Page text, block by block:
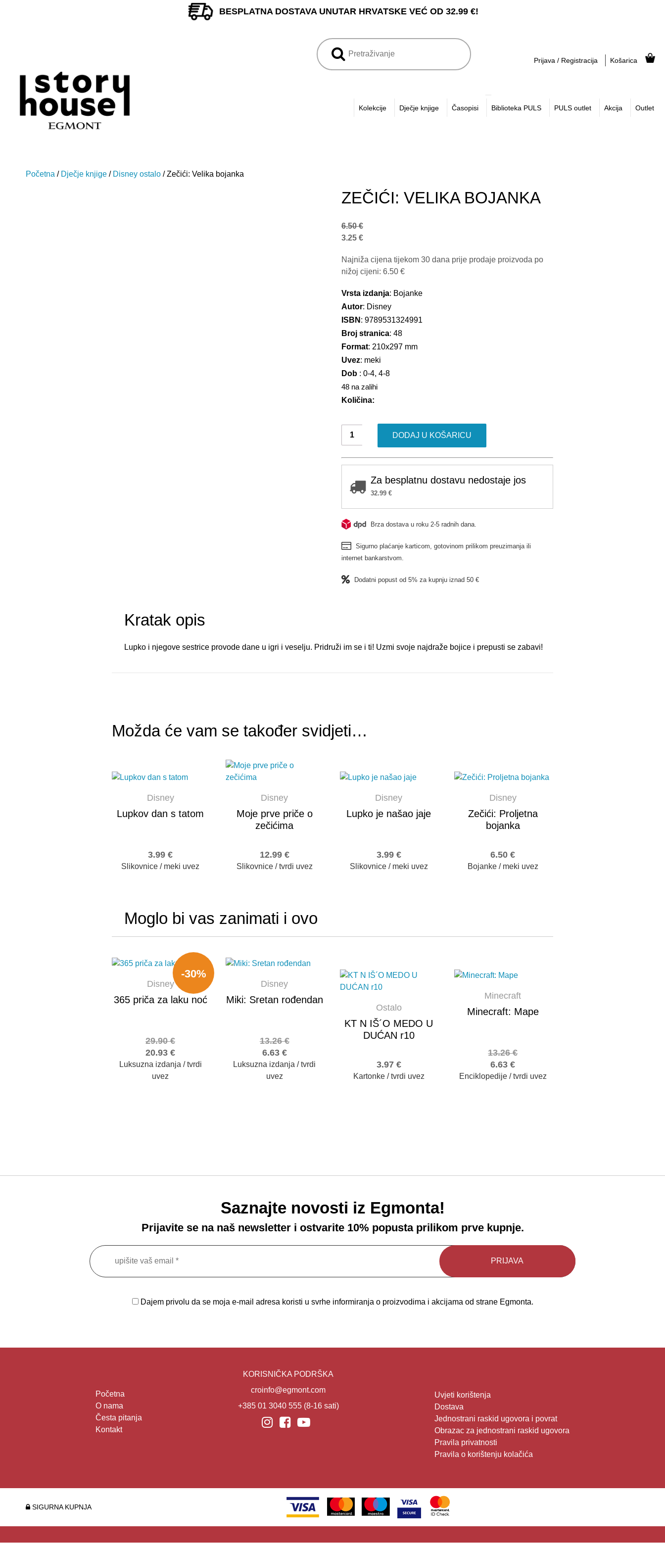
BESPLATNA DOSTAVA UNUTAR HRVATSKE VEĆ OD 32.99 €!
Kolekcije Dječje knjige Časopisi Biblioteka PULS PULS outlet Akcija Outlet
Prijava / Registracija Košarica
Početna / Dječje knjige / Disney ostalo / Zečići: Velika bojanka
ZEČIĆI: VELIKA BOJANKA
3.25 €
6.50€
Najniža cijena tijekom 30 dana prije prodaje proizvoda po
nižoj cijeni: 6.50 €
Vrsta izdanja: Bojanke
Autor: Disney
ISBN : 9789531324991
Broj stranica: 48
Format: 210x297 mm
Uvez: meki
Dob : 0-4, 4-8
48 na zalihi
Količina:
Zečići:
količina
DODAJ U KOŠARICU
Za besplatnu dostavu nedostaje jos
32.99 €
Brza dostava u roku 2-5 radnih dana.
Sigurno plaćanje karticom, gotovinom prilikom preuzimanja ili
internet bankarstvom.
Dodatni popust od 5% za kupnju iznad 50 €
Kratak opis
Lupko i njegove sestrice provode dane u igri i veselju. Pridruži im se i ti! Uzmi svoje najdraže bojice i prepusti se zabavi!
Možda će vam se također svidjeti…
Disney
Lupkov dan s tatom
3.99€
Slikovnice / meki uvez
Disney
Moje prve priče o
zečićima
12.99 €
Slikovnice / tvrdi uvez
Disney
Lupko je našao jaje
3.99 €
Slikovnice / meki uvez
Disney
Zečići: Proljetna
bojanka
6.50€
Bojanke / meki uvez
Moglo bi vas zanimati i ovo
-30%
Disney
365 priča za laku noć
20.93€
29.90€
Luksuzna izdanja / tvrdi
uvez
Disney
Miki: Sretan rođendan
6.63 €
13.26€
Luksuzna izdanja / tvrdi
uvez
Ostalo
KT N IŠ´O MEDO U
DUĆAN r10
3.97 €
Kartonke / tvrdi uvez
Minecraft
Minecraft: Mape
6.63€
13.26€
Enciklopedije / tvrdi uvez
Saznajte novosti iz Egmonta!
Prijavite se na naš newsletter i ostvarite 10% popusta prilikom prve kupnje.
Dajem privolu da se moja e-mail adresa koristi u svrhe informiranja o proizvodima i akcijama od strane Egmonta.
Početna
O nama
Česta pitanja
Kontakt
KORISNIČKA PODRŠKA
croinfo@egmont.com
+385 01 3040 555(8-16 sati)
Uvjeti korištenja
Dostava
Jednostrani raskid ugovora i povrat
Obrazac za jednostrani raskid ugovora
Pravila privatnosti
Pravila o korištenju kolačića
SIGURNA KUPNJA